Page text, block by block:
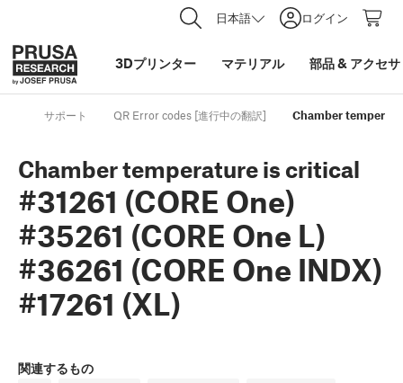
日本語 ログイン
3Dプリンター マテリアル 部品& アクセ
サポート QR Error codes [進行中の翻訳] Chamber
Chamber temperature is critical
#31261 (CORE One)
#35261 (CORE One L)
#36261 (CORE One INDX)
#17261 (XL)
関連するもの